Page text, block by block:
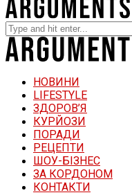
НОВИНИ
LIFESTYLE
ЗДОРОВ’Я
КУРЙОЗИ
ПОРАДИ
РЕЦЕПТИ
ШОУ-БІЗНЕС
ЗА КОРДОНОМ
КОНТАКТИ